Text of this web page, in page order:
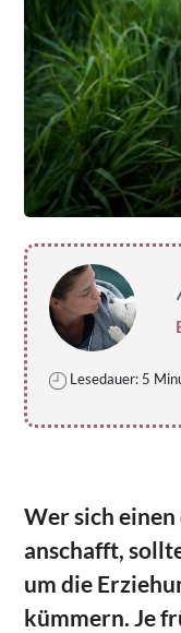
Lesedauer: 5
Wer sich
anschafft,
um die
kümmern. Je